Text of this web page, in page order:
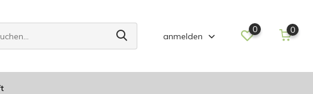
anmelden
0 0